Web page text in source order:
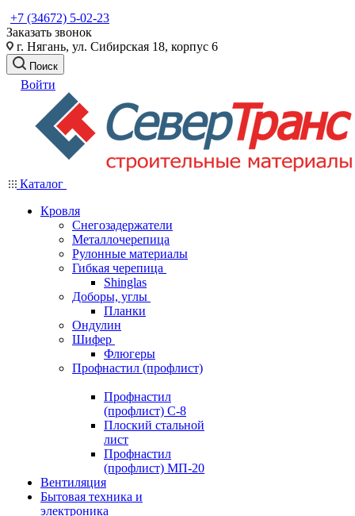
+7 (34672) 5-02-23
Заказать звонок
г. Нягань, ул. Сибирская 18, корпус 6
Поиск
Войти
Каталог
Кровля
Снегозадержатели
Металлочерепица
Рулонные материалы
Гибкая черепица
Shinglas
Доборы, углы
Планки
Ондулин
Шифер
Флюгеры
Профнастил (профлист)
Профнастил
(профлист) С-8
Плоский стальной
лист
Профнастил
(профлист) МП-20
Вентиляция
Бытовая техника и
электроника